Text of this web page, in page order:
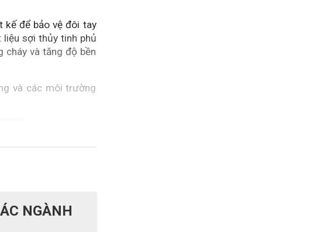
kế để bảo vệ đôi tay
sợi thủy tinh phủ
cháy và tăng độ bền
và các môi trường
NGÀNH